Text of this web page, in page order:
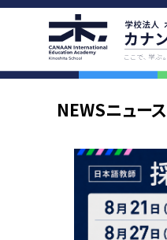
NEWSニュース